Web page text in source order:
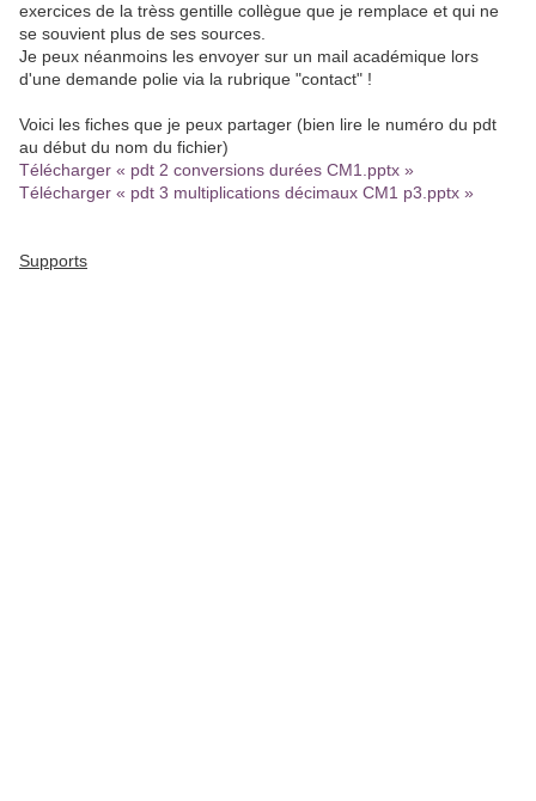
exercices de la trèss gentille collègue que je remplace et qui ne
se souvient plus de ses sources.
Je peux néanmoins les envoyer sur un mail académique lors
d'une demande polie via la rubrique "contact" !
Voici les fiches que je peux partager (bien lire le numéro du pdt
au début du nom du fichier)
Télécharger « pdt 2 conversions durées CM1.pptx »
Télécharger « pdt 3 multiplications décimaux CM1 p3.pptx »
Supports